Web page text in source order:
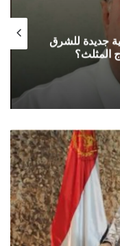
جديدة للشرق
المثلث؟